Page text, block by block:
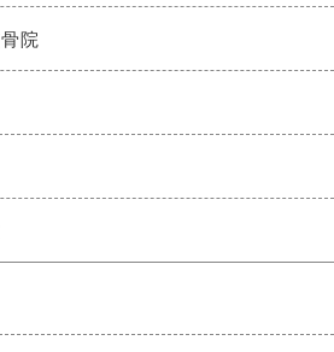
院